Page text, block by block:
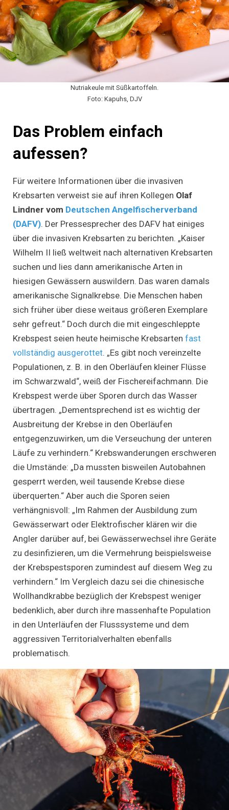
Nutriakeule mit Süßkartoffeln.
Foto: Kapuhs, DJV
Das Problem einfach
aufessen?
Für weitere Informationen über die invasiven
Krebsarten verweist sie auf ihren Kollegen Olaf
Lindner vom Deutschen Angelfischerverband
(DAFV). Der Pressesprecher des DAFV hat einiges
über die invasiven Krebsarten zu berichten. „Kaiser
Wilhelm II ließ weltweit nach alternativen Krebsarten
suchen und lies dann amerikanische Arten in
hiesigen Gewässern auswildern. Das waren damals
amerikanische Signalkrebse. Die Menschen haben
sich früher über diese weitaus größeren Exemplare
sehr gefreut.“ Doch durch die mit eingeschleppte
Krebspest seien heute heimische Krebsarten fast
vollständig ausgerottet. „Es gibt noch vereinzelte
Populationen, z. B. in den Oberläufen kleiner Flüsse
im Schwarzwald“, weiß der Fischereifachmann. Die
Krebspest werde über Sporen durch das Wasser
übertragen. „Dementsprechend ist es wichtig der
Ausbreitung der Krebse in den Oberläufen
entgegenzuwirken, um die Verseuchung der unteren
Läufe zu verhindern.“ Krebswanderungen erschweren
die Umstände: „Da mussten bisweilen Autobahnen
gesperrt werden, weil tausende Krebse diese
überquerten.“ Aber auch die Sporen seien
verhängnisvoll: „Im Rahmen der Ausbildung zum
Gewässerwart oder Elektrofischer klären wir die
Angler darüber auf, bei Gewässerwechsel ihre Geräte
zu desinfizieren, um die Vermehrung beispielsweise
der Krebspestsporen zumindest auf diesem Weg zu
verhindern.“ Im Vergleich dazu sei die chinesische
Wollhandkrabbe bezüglich der Krebspest weniger
bedenklich, aber durch ihre massenhafte Population
in den Unterläufen der Flusssysteme und dem
aggressiven Territorialverhalten ebenfalls
problematisch.